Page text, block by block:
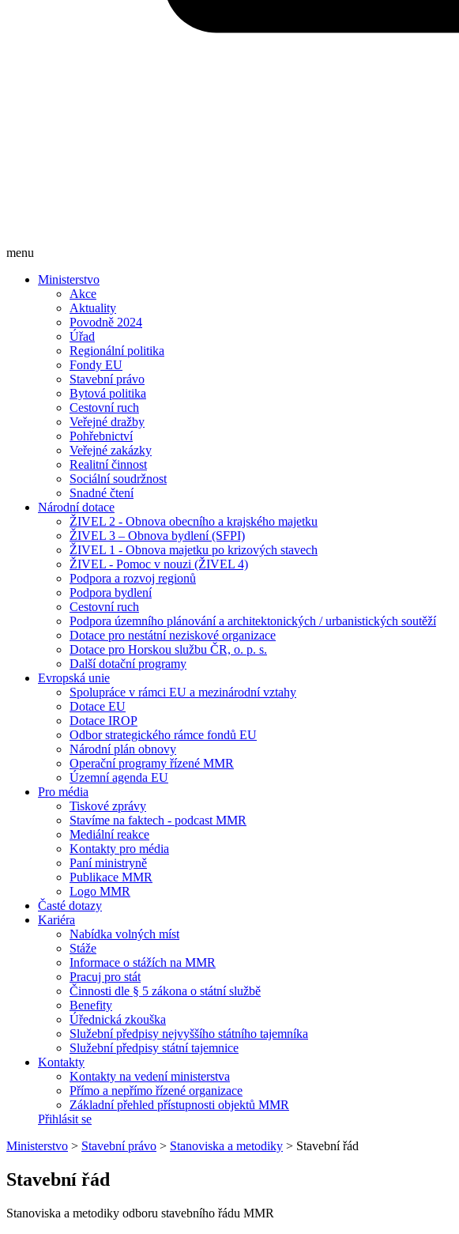
menu
Ministerstvo
Akce
Aktuality
Povodně 2024
Úřad
Regionální politika
Fondy EU
Stavební právo
Bytová politika
Cestovní ruch
Veřejné dražby
Pohřebnictví
Veřejné zakázky
Realitní činnost
Sociální soudržnost
Snadné čtení
Národní dotace
ŽIVEL 2 - Obnova obecního a krajského majetku
ŽIVEL 3 – Obnova bydlení (SFPI)
ŽIVEL 1 - Obnova majetku po krizových stavech
ŽIVEL - Pomoc v nouzi (ŽIVEL 4)
Podpora a rozvoj regionů
Podpora bydlení
Cestovní ruch
Podpora územního plánování a architektonických / urbanistických soutěží
Dotace pro nestátní neziskové organizace
Dotace pro Horskou službu ČR, o. p. s.
Další dotační programy
Evropská unie
Spolupráce v rámci EU a mezinárodní vztahy
Dotace EU
Dotace IROP
Odbor strategického rámce fondů EU
Národní plán obnovy
Operační programy řízené MMR
Územní agenda EU
Pro média
Tiskové zprávy
Stavíme na faktech - podcast MMR
Mediální reakce
Kontakty pro média
Paní ministryně
Publikace MMR
Logo MMR
Časté dotazy
Kariéra
Nabídka volných míst
Stáže
Informace o stážích na MMR
Pracuj pro stát
Činnosti dle § 5 zákona o státní službě
Benefity
Úřednická zkouška
Služební předpisy nejvyššího státního tajemníka
Služební předpisy státní tajemnice
Kontakty
Kontakty na vedení ministerstva
Přímo a nepřímo řízené organizace
Základní přehled přístupnosti objektů MMR
Přihlásit se
Ministerstvo > Stavební právo > Stanoviska a metodiky > Stavební řád
Stavební řád
Stanoviska a metodiky odboru stavebního řádu MMR